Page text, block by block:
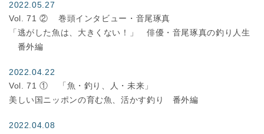
2022.05.27
Vol. 71 ②
巻頭インタビュー・音尾琢真
「逃がした魚は、大きくない！」 俳優・音尾琢真の釣り人生
番外編
2022.04.22
Vol. 71 ①
「魚・釣り、人・未来」
美しい国ニッポンの育む魚、活かす釣り 番外編
2022.04.08